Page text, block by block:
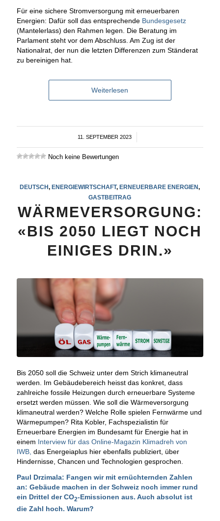
Für eine sichere Stromversorgung mit erneuerbaren
Energien: Dafür soll das entsprechende Bundesgesetz
(Mantelerlass) den Rahmen legen. Die Beratung im
Parlament steht vor dem Abschluss. Am Zug ist der
Nationalrat, der nun die letzten Differenzen zum Ständerat
zu bereinigen hat.
Weiterlesen
11. SEPTEMBER 2023
/
Noch keine Bewertungen
DEUTSCH,ENERGIEWIRTSCHAFT,ERNEUERBARE ENERGIEN,
GASTBEITRAG
WÄRMEVERSORGUNG:
«BIS 2050 LIEGT NOCH
EINIGES DRIN.»
Bis 2050 soll die Schweiz unter dem Strich klimaneutral
werden. Im Gebäudebereich heisst das konkret, dass
zahlreiche fossile Heizungen durch erneuerbare Systeme
ersetzt werden müssen. Wie soll die Wärmeversorgung
klimaneutral werden? Welche Rolle spielen Fernwärme und
Wärmepumpen? Rita Kobler, Fachspezialistin für
Erneuerbare Energien im Bundesamt für Energie hat in
einem Interview für das Online-Magazin Klimadreh von
IWB, das Energeiaplus hier ebenfalls publiziert, über
Hindernisse, Chancen und Technologien gesprochen.
Paul Drzimala: Fangen wir mit ernüchternden Zahlen
an: Gebäude machen in der Schweiz noch immer rund
ein Drittel der CO2-Emissionen aus. Auch absolut ist
die Zahl hoch. Warum?